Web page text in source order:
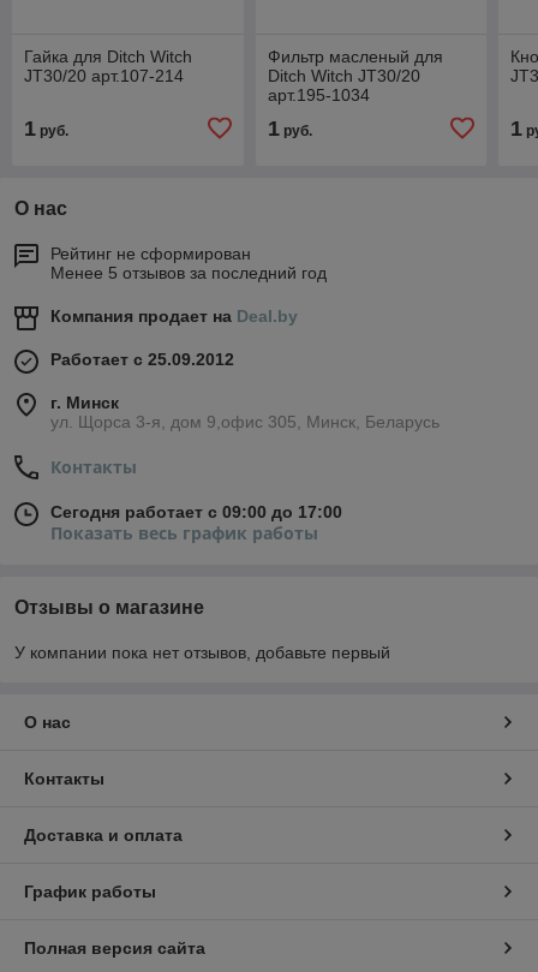
Гайка для Ditch Witch
JT30/20 арт.107-214
1 руб.
Фильтр масленый для
Ditch Witch JT30/20
арт.195-1034
1руб. 1
О нас
Рейтинг не сформирован
Менее 5 отзывов за последний год
Компания продает на Deal.by
Работает с 25.09.2012
г. Минск
ул. Щорса 3-я, дом 9,офис 305, Минск, Беларусь
Контакты
Сегодня работает с 09:00 до 17:00
Показать весь график работы
Отзывы о магазине
У компании пока нет отзывов, добавьте первый
О нас
Контакты
Доставка и оплата
График работы
Полная версия сайта